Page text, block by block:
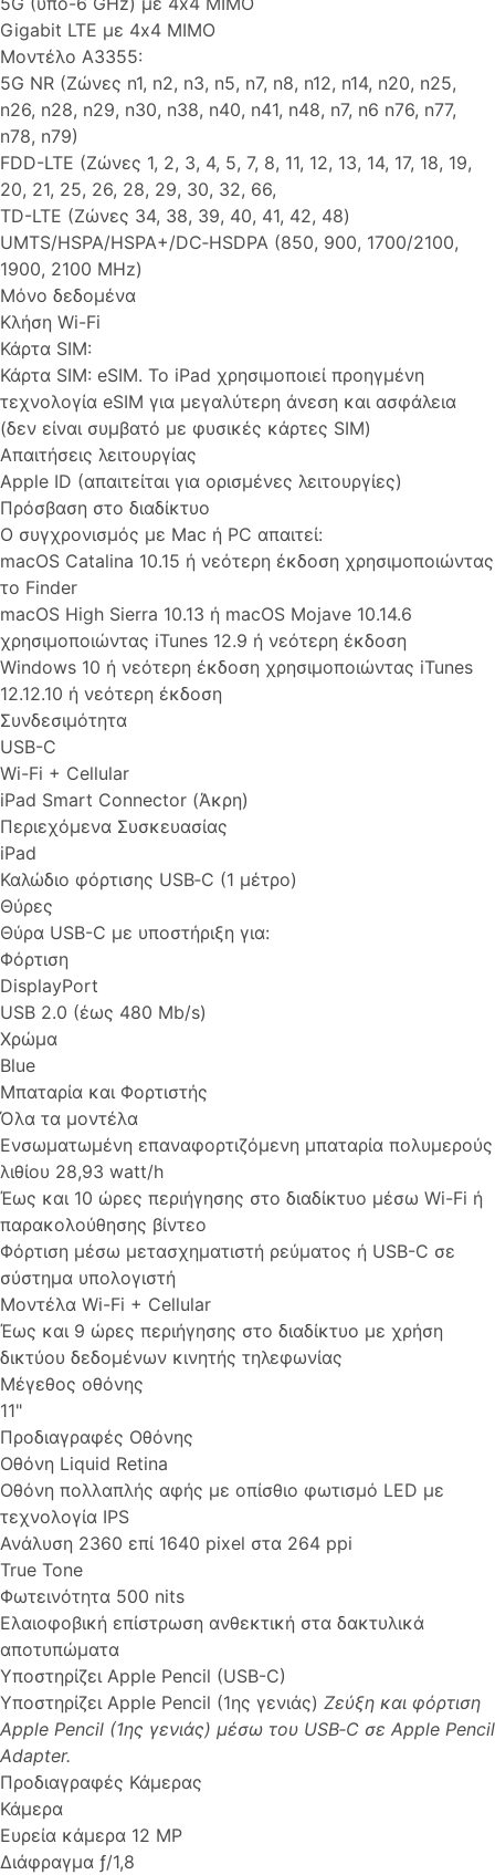
Gigabit LTE με 4x4 MIMO
Μοντέλο A3355:
5G NR (Ζώνες n1, n2, n3, n5, n7, n8, n12, n14, n20, n25,
n26, n28, n29, n30, n38, n40, n41, n48, n7, n6 n76, n77,
n78, n79)
FDD-LTE (Ζώνες 1, 2, 3, 4, 5, 7, 8, 11, 12, 13, 14, 17, 18, 19,
20, 21, 25, 26, 28, 29, 30, 32, 66,
TD-LTE (Ζώνες 34, 38, 39, 40, 41, 42, 48)
UMTS/HSPA/HSPA+/DC‑HSDPA (850, 900, 1700/2100,
1900, 2100 MHz)
Μόνο δεδομένα
Κλήση Wi-Fi
Κάρτα SIM:
Κάρτα SIM: eSIM. Το iPad χρησιμοποιεί προηγμένη
τεχνολογία eSIM για μεγαλύτερη άνεση και ασφάλεια
(δεν είναι συμβατό με φυσικές κάρτες SIM)
Απαιτήσεις λειτουργίας
Apple ID (απαιτείται για ορισμένες λειτουργίες)
Πρόσβαση στο διαδίκτυο
Ο συγχρονισμός με Mac ή PC απαιτεί:
macOS Catalina 10.15 ή νεότερη έκδοση χρησιμοποιώντας
το Finder
macOS High Sierra 10.13 ή macOS Mojave 10.14.6
χρησιμοποιώντας iTunes 12.9 ή νεότερη έκδοση
Windows 10 ή νεότερη έκδοση χρησιμοποιώντας iTunes
12.12.10 ή νεότερη έκδοση
Συνδεσιμότητα
USB-C
Wi-Fi + Cellular
iPad Smart Connector (Άκρη)
Περιεχόμενα Συσκευασίας
iPad
Καλώδιο φόρτισης USB‑C (1 μέτρο)
Θύρες
Θύρα USB-C με υποστήριξη για:
Φόρτιση
DisplayPort
USB 2.0 (έως 480 Mb/s)
Χρώμα
Blue
Μπαταρία και Φορτιστής
Όλα τα μοντέλα
Ενσωματωμένη επαναφορτιζόμενη μπαταρία πολυμερούς
λιθίου 28,93 watt/h
Έως και 10 ώρες περιήγησης στο διαδίκτυο μέσω Wi-Fi ή
παρακολούθησης βίντεο
Φόρτιση μέσω μετασχηματιστή ρεύματος ή USB-C σε
σύστημα υπολογιστή
Μοντέλα Wi-Fi + Cellular
Έως και 9 ώρες περιήγησης στο διαδίκτυο με χρήση
δικτύου δεδομένων κινητής τηλεφωνίας
Μέγεθος οθόνης
11"
Προδιαγραφές Οθόνης
Οθόνη Liquid Retina
Οθόνη πολλαπλής αφής με οπίσθιο φωτισμό LED με
τεχνολογία IPS
Ανάλυση 2360 επί 1640 pixel στα 264 ppi
True Tone
Φωτεινότητα 500 nits
Ελαιοφοβική επίστρωση ανθεκτική στα δακτυλικά
αποτυπώματα
Υποστηρίζει Apple Pencil (USB-C)
Υποστηρίζει Apple Pencil (1ης γενιάς) Ζεύξη και φόρτιση
Apple Pencil (1ης γενιάς) μέσω του USB‑C σε Apple Pencil
Adapter.
Προδιαγραφές Κάμερας
Κάμερα
Ευρεία κάμερα 12 MP
Διάφραγμα ƒ/1,8